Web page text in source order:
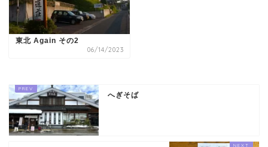
東北 Again その2
06/14/2023
へぎそば